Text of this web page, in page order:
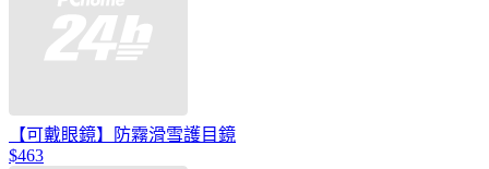
【可戴眼鏡】防霧滑雪護目鏡
$463